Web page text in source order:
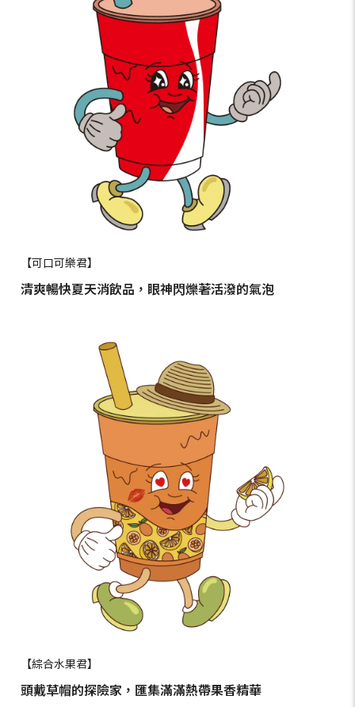
【可口可樂君】
清爽暢快夏天消飲品，眼神閃爍著活潑的氣泡
【綜合水果君】
頭戴草帽的探險家，匯集滿滿熱帶果香精華